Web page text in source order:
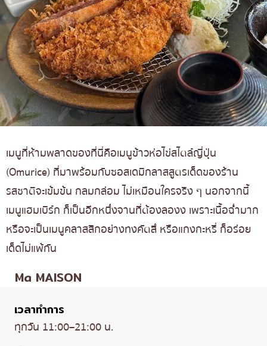
เมนูที่ห้ามพลาดของที่นี่คือเมนูข้าวห่อไข่สไตล์ญี่ปุ่น
(Omurice) ที่มาพร้อมกับซอสเดมิกลาสสูตรเด็ดของร้าน
รสชาติจะเข้มข้น กลมกล่อม ไม่เหมือนใครจริง ๆ นอกจากนี้
เมนูแฮมเบิร์ก ก็เป็นอีกหนึ่งจานที่ต้องลองง เพราะเนื้อฉ่ำมาก
หรือจะเป็นเมนูคลาสสิกอย่างทงคัตสึ หรือแกงกะหรี่ ก็อร่อย
เด็ดไม่แพ้กัน
Ma MAISON
เวลาทำการ
ทุกวัน 11:00–21:00 น.